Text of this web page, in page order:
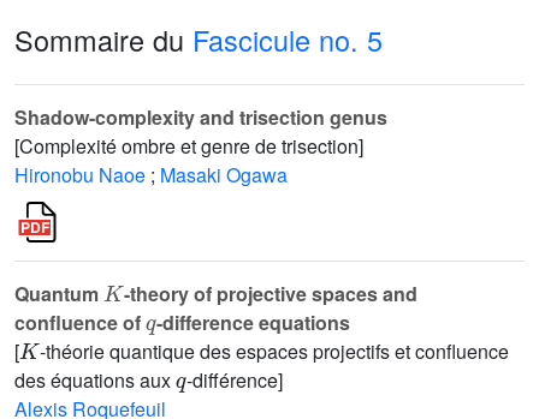
Sommaire du Fascicule no. 5
Shadow-complexity and trisection genus
[Complexité ombre et genre de trisection]
Hironobu Naoe ; Masaki Ogawa
Quantum
-theory of projective spaces and
confluence of
q
-difference equations
[
K
-théorie quantique des espaces projectifs et confluence
des équations aux
q
-différence]
Alexis Roquefeuil